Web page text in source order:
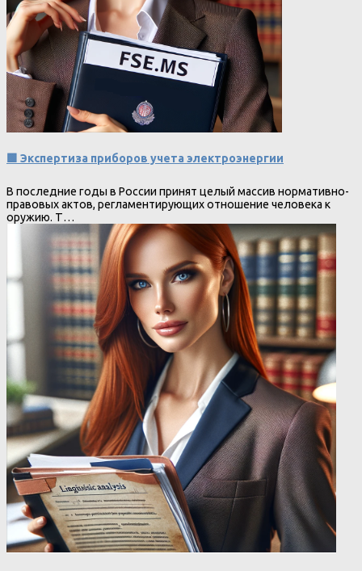
🟩 Экспертиза приборов учета электроэнергии
В последние годы в России принят целый массив нормативно-
правовых актов, регламентирующих отношение человека к
оружию. Т…